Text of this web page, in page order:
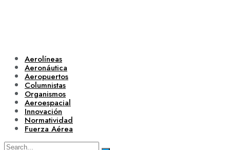
Aerolíneas
Aeronáutica
Aeropuertos
Columnistas
Organismos
Aeroespacial
Innovación
Normatividad
Fuerza Aérea